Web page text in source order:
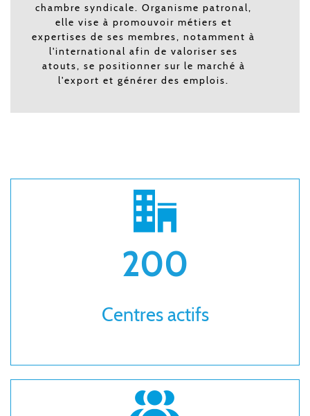
chambre syndicale. Organisme patronal,
elle vise à promouvoir métiers et
expertises de ses membres, notamment à
l'international afin de valoriser ses
atouts, se positionner sur le marché à
l'export et générer des emplois.
200
Centres actifs